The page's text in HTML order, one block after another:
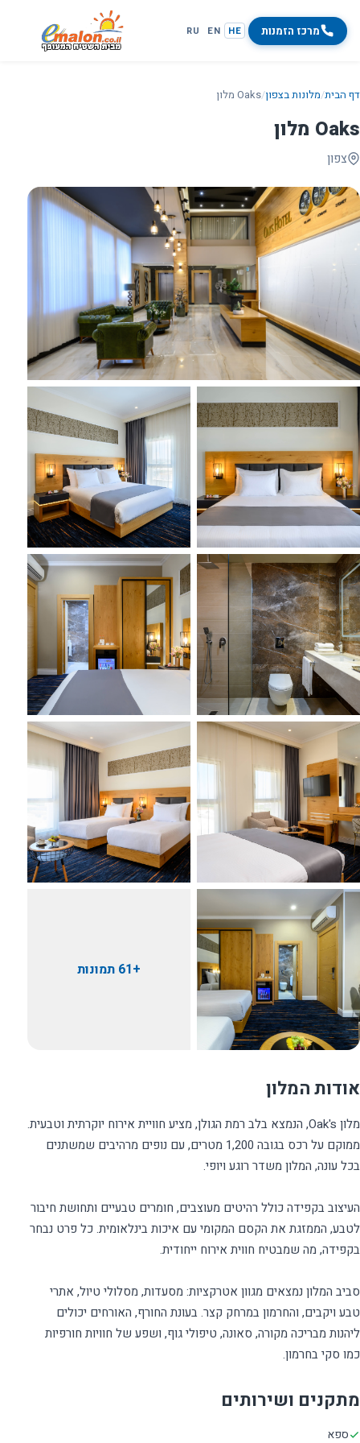
מרכז הזמנות HE
EN
RU
דף הבית/מלונות בצפון/Oaks מלון
Oaks מלון
צפון
+61 תמונות
אודות המלון
מלון Oak's, הנמצא בלב רמת הגולן, מציע חוויית אירוח יוקרתית וטבעית.
ממוקם על רכס בגובה 1,200 מטרים, עם נופים מרהיבים שמשתנים
העיצוב בקפידה כולל רהיטים מעוצבים, חומרים טבעיים ותחושת חיבור
לטבע, הממזגת את הקסם המקומי עם איכות בינלאומית. כל פרט נבחר
סביב המלון נמצאים מגוון אטרקציות: מסעדות, מסלולי טיול, אתרי
טבע ויקבים, והחרמון במרחק קצר. בעונת החורף, האורחים יכולים
ליהנות מבריכה מקורה, סאונה, טיפולי גוף, ושפע של חוויות חורפיות
כמו סקי בחרמון.
מתקנים ושירותים
ספא